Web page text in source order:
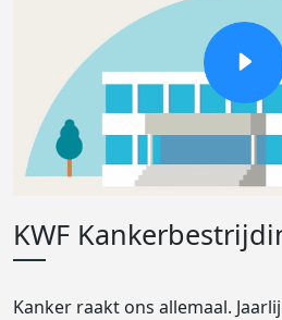
KWF
Kanker raakt ons allemaal.